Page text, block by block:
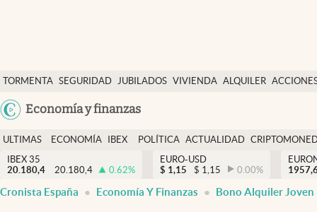
TORMENTA SEGURIDAD JUBILADOS VIVIENDA ALQUILER
USA
Colombia
Economía y finanzas
Economía y finanzas
Política
Actualidad
Criptomonedas
España
ULTIMAS
NOTICIAS
ECONOMÍA
FINANZAS
IBEX
EURO
POLÍTICA ACTUALIDAD
IBEX 35
20.180,4
20.180,4 0.62%
EURO-USD
$ 1,15 $ 1,15 0.00%
Cronista España Economía Y Finanzas Bono Alquiler Joven